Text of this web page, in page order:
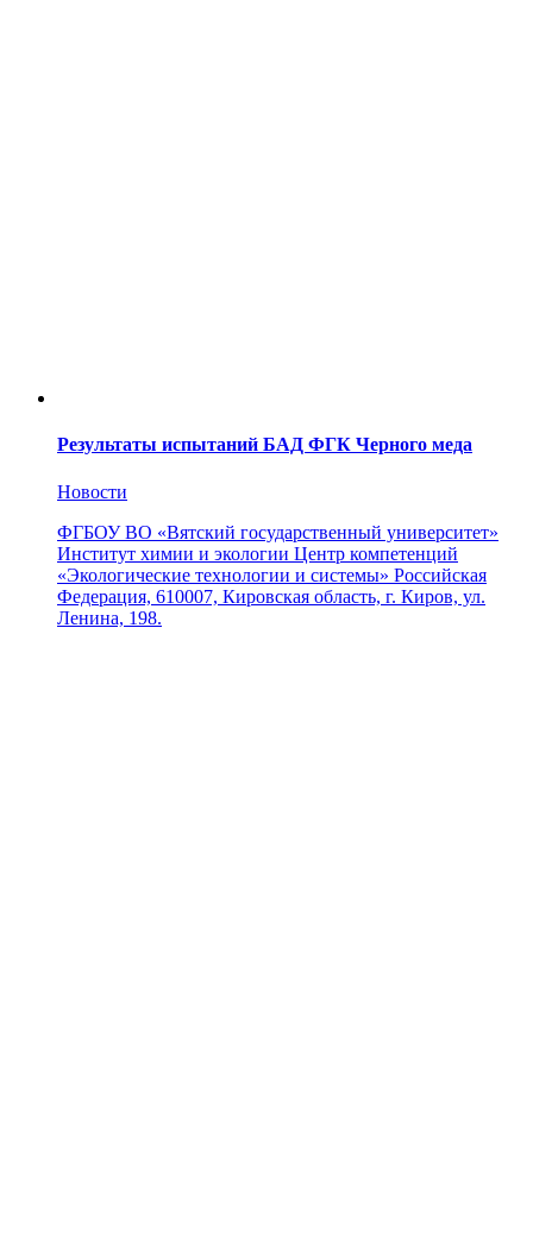
Результаты испытаний БАД ФГК Черного меда
Новости
ФГБОУ ВО «Вятский государственный университет»
Институт химии и экологии Центр компетенций
«Экологические технологии и системы» Российская
Федерация, 610007, Кировская область, г. Киров, ул.
Ленина, 198.